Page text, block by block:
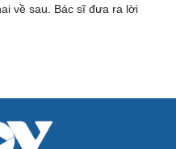
về sau. Bác sĩ đưa ra lời